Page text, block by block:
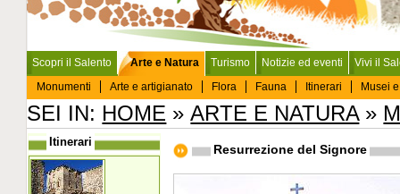
Scopri il Salento
Arte e Natura
Monumenti
Arte e artigianato Flora Fauna Itinerari Musei
Turismo Notizie ed eventi Vivi il
SEI IN: HOME »ARTE E NATURA»
Resurrezione del Signore
Itinerari